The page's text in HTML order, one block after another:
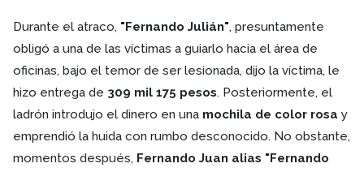
Durante el atraco, "Fernando Julián", presuntamente
obligó a una de las víctimas a guiarlo hacia el área de
oficinas, bajo el temor de ser lesionada, dijo la víctima, le
hizo entrega de 309 mil 175 pesos. Posteriormente, el
ladrón introdujo el dinero en una mochila de color rosa y
emprendió la huida con rumbo desconocido. No obstante,
momentos después, Fernando Juan alias "Fernando